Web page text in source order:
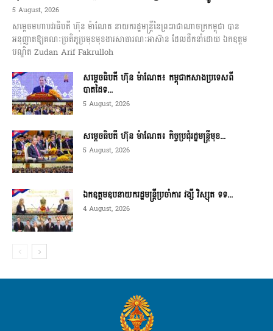
5 August, 2026
សម្តេចមហាបវរធិបតី ហ៊ុន ម៉ាណែត នាយករដ្ឋមន្ត្រីនៃព្រះរាជាណាចក្រកម្ពុជា បាន
អនុញ្ញាតឱ្យគណៈប្រតិភូប្រមុខមុខងារសាធារណៈអាស៊ាន ដែលដឹកនាំដោយ ឯកឧត្តម
បណ្ឌិត Zudan Arif Fakrulloh
សម្ដេចធិបតី ហ៊ុន ម៉ាណែត៖ កម្ពុជាកសាងប្រទេសពី
បាតដៃទ...
5 August, 2026
សម្ដេចធិបតី ហ៊ុន ម៉ាណែត៖ កិច្ចប្រជុំរដ្ឋមន្ត្រីមុខ...
5 August, 2026
ឯកឧត្តមឧបនាយករដ្ឋមន្ត្រីប្រចាំការ វង្សី វិស្សុត ទទ...
4 August, 2026